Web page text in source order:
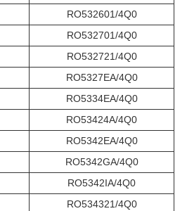
RO532601/4Q0
RO532701/4Q0
RO532721/4Q0
RO5327EA/4Q0
RO5334EA/4Q0
RO53424A/4Q0
RO5342EA/4Q0
RO5342GA/4Q0
RO5342IA/4Q0
RO534321/4Q0